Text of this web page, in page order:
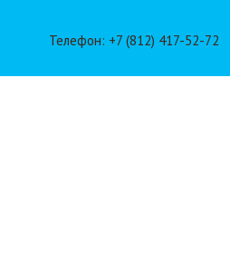
Телефон: +7 (812) 417-52-72